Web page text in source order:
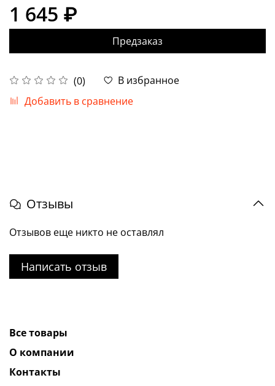
(0)
В избранное
Добавить в сравнение
1 645 ₽
Предзаказ
Отзывы
Отзывов еще никто не оставлял
Написать отзыв
Все товары
О компании
Контакты